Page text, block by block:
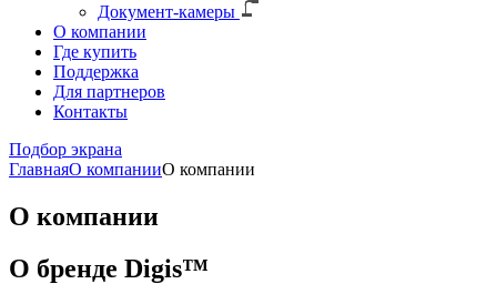
Документ-камеры
О компании
Где купить
Поддержка
Для партнеров
Контакты
Подбор экрана
ГлавнаяО компанииО компании
О компании
О бренде Digis™